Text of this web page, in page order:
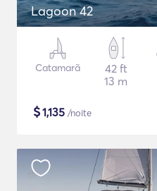
Lagoon 42
Catamarã
42 ft
13 m
$1,135 /noite